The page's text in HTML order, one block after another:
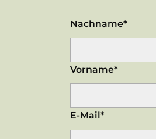
Nachname*
Vorname*
E-Mail*